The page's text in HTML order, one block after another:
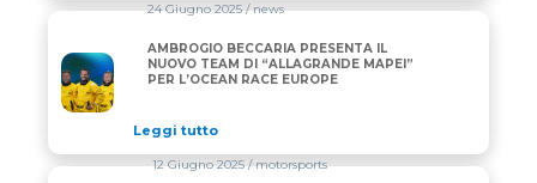
AMBROGIO BECCARIA PRESENTA IL NUOVO TEAM
24 Giugno 2025/ news
AMBROGIO BECCARIA PRESENTA IL
NUOVO TEAM DI “ALLAGRANDE MAPEI”
PER L’OCEAN RACE EUROPE
Leggi tutto
12 Giugno 2025/ motorsports